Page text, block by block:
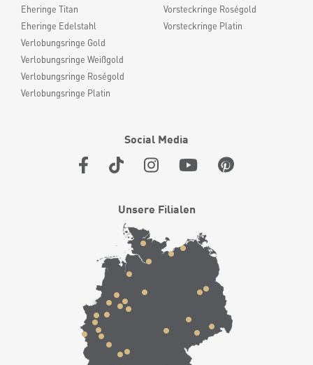
Eheringe Titan
Eheringe Edelstahl
Verlobungsringe Gold
Verlobungsringe Weißgold
Verlobungsringe Roségold
Verlobungsringe Platin
Vorsteckringe Roségold
Vorsteckringe Platin
Social Media
Unsere Filialen